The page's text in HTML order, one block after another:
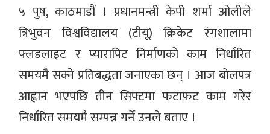
५ पुष, काठमाडौं । प्रधानमन्त्री केपी शर्मा ओलीले
त्रिभुवन विश्वविद्यालय (टीयू) क्रिकेट रंगशालामा
फ्लडलाइट र प्यारापिट निर्माणको काम निर्धारित
समयमै सक्ने प्रतिबद्धता जनाएका छन् । आज बोलपत्र
आह्वान भएपछि तीन सिफ्टमा फटाफट काम गरेर
निर्धारित समयमै सम्पन्न गर्ने उनले बताए ।